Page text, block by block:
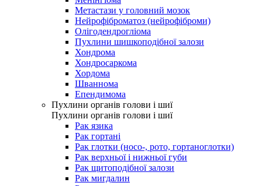
Метастази у головний мозок
Нейрофіброматоз (нейрофіброми)
Олігодендрогліома
Пухлини шишкоподібної залози
Хондрома
Хондросаркома
Хордома
Шваннома
Епендимома
Пухлини органів голови і шиї
Пухлини органів голови і шиї
Рак язика
Рак гортані
Рак глотки (носо-, рото, гортаноглотки)
Рак верхньої і нижньої губи
Рак щитоподібної залози
Рак мигдалин